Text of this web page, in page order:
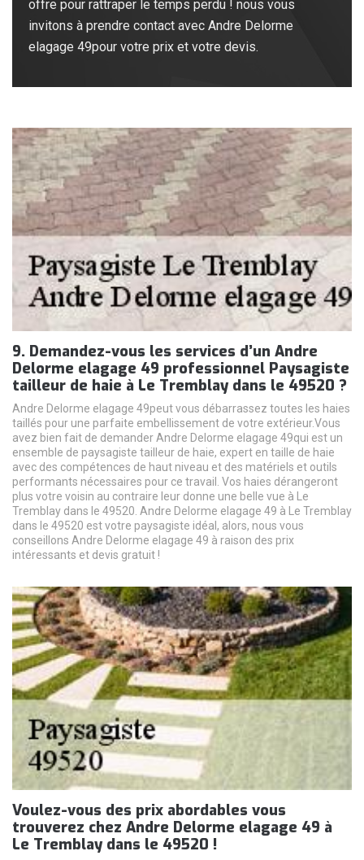
offre pour rattraper le temps perdu ! nous vous
invitons à prendre contact avec Andre Delorme
elagage 49pour votre prix et votre devis.
9. Demandez-vous les services d’un Andre
Delorme elagage 49 professionnel Paysagiste
tailleur de haie à Le Tremblay dans le 49520 ?
Andre Delorme elagage 49peut vous débarrassez toutes les haies
taillés pour une parfaite embellissement de votre extérieur.Vous
avez bien fait de demander Andre Delorme elagage 49qui est un
ensemble de paysagiste tailleur de haie, expert en taille de haie
avec des compétences de haut niveau et des matériels et outils
performants nécessaires pour ce travail. Vos haies dérangeront
plus votre voisin au contraire leur donne une belle vue à Le
Tremblay dans le 49520. Andre Delorme elagage 49 à Le Tremblay
dans le 49520 est votre paysagiste idéal, alors, nous vous
conseillons Andre Delorme elagage 49 à raison des prix
intéressants et devis gratuit !
Voulez-vous des prix abordables vous
trouverez chez Andre Delorme elagage 49 à
Le Tremblay dans le 49520 !